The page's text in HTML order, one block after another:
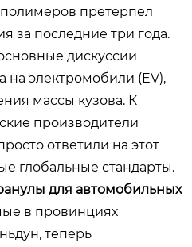
претерпел
за последние три года.
дискуссии
на электромобили (EV),
массы кузова. К
производители
ответили на этот
глобальные стандарты.
для автомобильных
в провинциях
теперь